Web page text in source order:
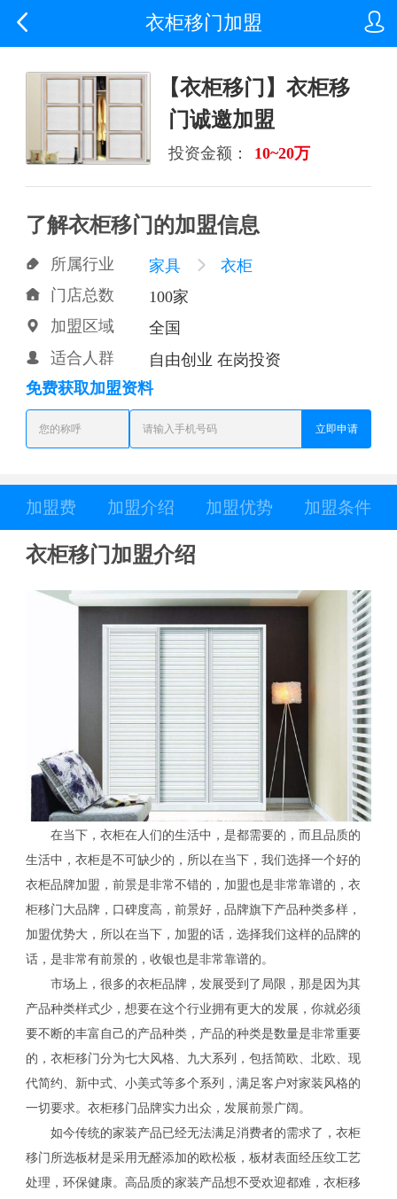

 衣柜移门加盟
【衣柜移门】衣柜移
门诚邀加盟
投资金额： 10~20万
了解衣柜移门的加盟信息
 所属行业 家具  衣柜
 门店总数 100家
 加盟区域 全国
 适合人群
自由创业 在岗投资
免费获取加盟资料
立即申请
加盟费 加盟介绍 加盟优势 加盟条件
衣柜移门加盟介绍
在当下，衣柜在人们的生活中，是都需要的，而且品质的
生活中，衣柜是不可缺少的，所以在当下，我们选择一个好的
衣柜品牌加盟，前景是非常不错的，加盟也是非常靠谱的，衣
柜移门大品牌，口碑度高，前景好，品牌旗下产品种类多样，
加盟优势大，所以在当下，加盟的话，选择我们这样的品牌的
话，是非常有前景的，收银也是非常靠谱的。
市场上，很多的衣柜品牌，发展受到了局限，那是因为其
产品种类样式少，想要在这个行业拥有更大的发展，你就必须
要不断的丰富自己的产品种类，产品的种类是数量是非常重要
的，衣柜移门分为七大风格、九大系列，包括简欧、北欧、现
代简约、新中式、小美式等多个系列，满足客户对家装风格的
一切要求。衣柜移门品牌实力出众，发展前景广阔。
如今传统的家装产品已经无法满足消费者的需求了，衣柜
移门所选板材是采用无醛添加的欧松板，板材表面经压纹工艺
处理，环保健康。高品质的家装产品想不受欢迎都难，衣柜移